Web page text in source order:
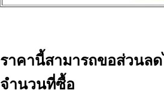
ราคานี้สามารถขอส่วนล
จำนวนที่ซื้อ